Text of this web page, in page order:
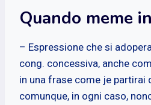
Quando meme
– Espressione che si
cong. concessiva, anche
in una frase come je partirai
comunque, in ogni caso,